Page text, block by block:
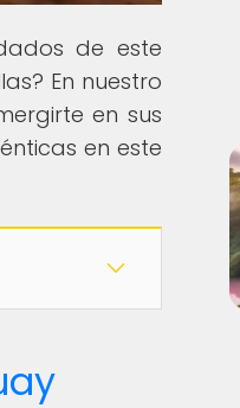
de este
En nuestro
en sus
en este